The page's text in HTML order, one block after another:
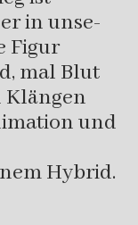
in unse-
Figur
mal Blut
Klängen
und
Hybrid.